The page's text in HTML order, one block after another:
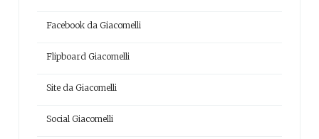
Facebook da Giacomelli
Flipboard Giacomelli
Site da Giacomelli
Social Giacomelli